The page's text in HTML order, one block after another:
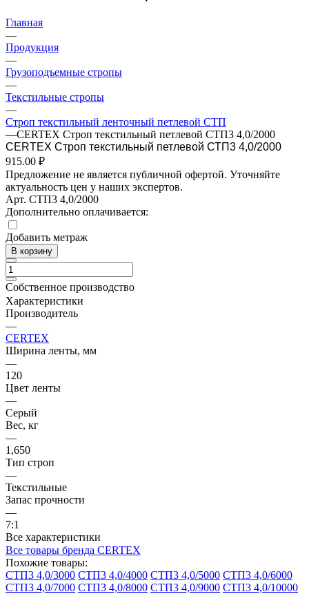
Главная
—
Продукция
—
Грузоподъемные стропы
—
Текстильные стропы
—
Строп текстильный ленточный петлевой СТП
—CERTEX Строп текстильный петлевой СТП3 4,0/2000
CERTEX Строп текстильный петлевой СТП3 4,0/2000
915.00 ₽
Предложение не является публичной офертой. Уточняйте
актуальность цен у наших экспертов.
Арт. СТП3 4,0/2000
Дополнительно оплачивается:
Добавить метраж
В корзину
Собственное производство
Характеристики
Производитель
—
CERTEX
Ширина ленты, мм
—
120
Цвет ленты
—
Серый
Вес, кг
—
1,650
Тип строп
—
Текстильные
Запас прочности
—
7:1
Все характеристики
Все товары бренда CERTEX
Похожие товары:
СТП3 4,0/3000 СТП3 4,0/4000 СТП3 4,0/5000 СТП3 4,0/6000
СТП3 4,0/7000 СТП3 4,0/8000 СТП3 4,0/9000 СТП3 4,0/10000